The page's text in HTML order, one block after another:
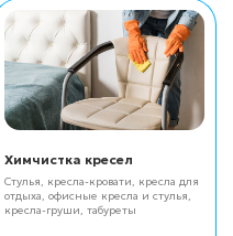
Химчистка кресел
Стулья, кресла-кровати, кресла для
отдыха, офисные кресла и стулья,
кресла-груши, табуреты